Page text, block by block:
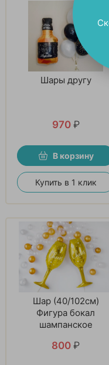
Шары другу
970 ₽
В корзину
Купить в 1 клик
Шар (40/102см)
Фигура бокал
шампанское
800 ₽